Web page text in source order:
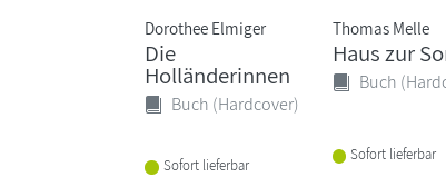
Dorothee Elmiger
Die
Holländerinnen
Buch (Hardcover)
Sofort lieferbar
Thomas Melle
Haus zur
Buch
Sofort lieferbar